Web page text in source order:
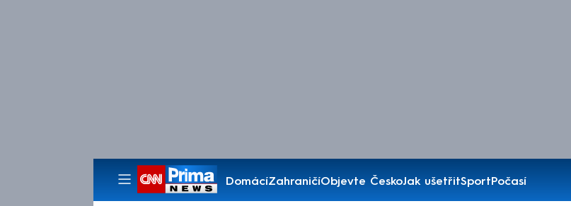
DomácíZahraničíObjevte ČeskoJak ušetřitSportPočasí
Pořady